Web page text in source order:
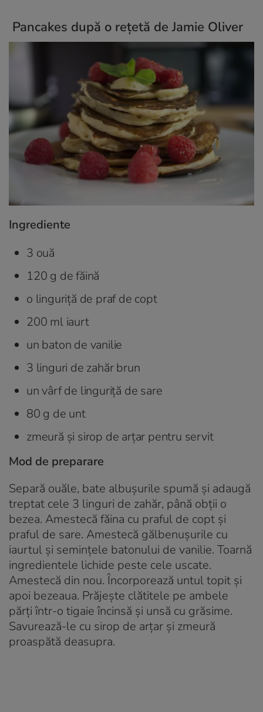
Pancakes după o rețetă de Jamie Oliver
Ingrediente
3 ouă
120 g de făină
o linguriță de praf de copt
200 ml iaurt
un baton de vanilie
3 linguri de zahăr brun
un vârf de linguriță de sare
80 g de unt
zmeură și sirop de arțar pentru servit
Mod de preparare
Separă ouăle, bate albușurile spumă și adaugă
treptat cele 3 linguri de zahăr, până obții o
bezea. Amestecă făina cu praful de copt și
praful de sare. Amestecă gălbenușurile cu
iaurtul și semințele batonului de vanilie. Toarnă
ingredientele lichide peste cele uscate.
Amestecă din nou. Încorporează untul topit și
apoi bezeaua. Prăjește clătitele pe ambele
părți într-o tigaie încinsă și unsă cu grăsime.
Savurează-le cu sirop de arțar și zmeură
proaspătă deasupra.